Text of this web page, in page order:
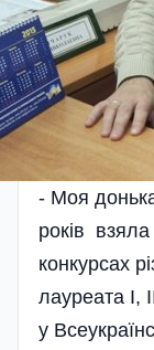
- Моя
років взяла
конкурсах
лауреата І,
у